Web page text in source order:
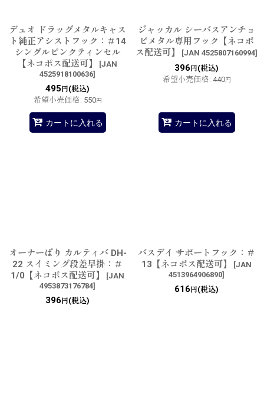
デュオ ドラッグメタルキャス
ト純正アシストフック：＃14
シングルピンクティンセル
【ネコポス配送可】
[JAN
4525918100636]
495 円(税込)
希望小売価格: 550円
カートに入れる
ジャッカル シーバスアンチョ
ビメタル専用フック【ネコポ
ス配送可】
[JAN 4525807160994]
396 円(税込)
希望小売価格: 440円
カートに入れる
オーナーばり カルティバ DH-
22 スイミング段差早掛：＃
1/0【ネコポス配送可】
[JAN
4953873176784]
396 円(税込)
バスデイ サポートフック：＃
13【ネコポス配送可】
[JAN
4513964906890]
616 円(税込)